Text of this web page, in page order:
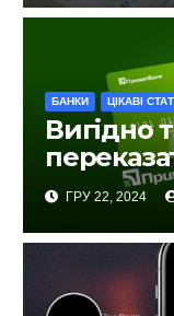
БАНКИ ЦІКАВІ
Вигідно
ГРУ 22, 2024